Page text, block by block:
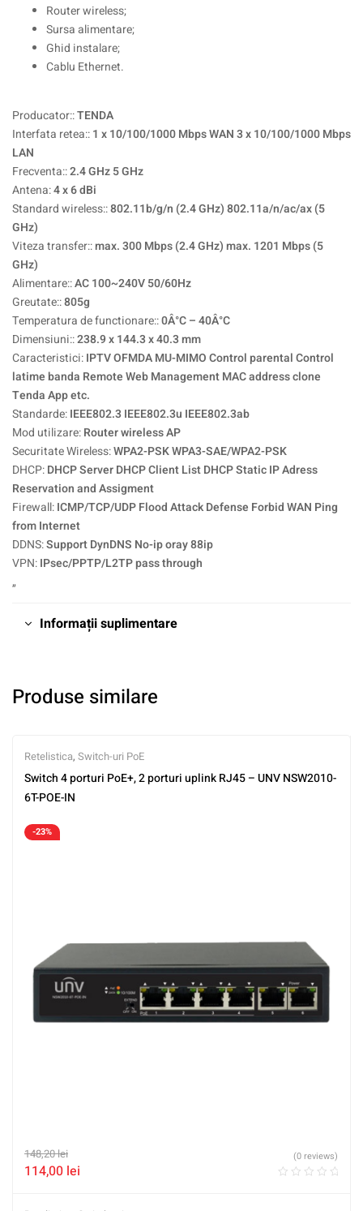
Router wireless;
Sursa alimentare;
Ghid instalare;
Cablu Ethernet.
Producator::TENDA
Interfata retea::1 x 10/100/1000 Mbps WAN 3 x 10/100/1000 Mbps
LAN
Frecventa::2.4 GHz 5 GHz
Antena:4 x 6 dBi
Standard wireless::802.11b/g/n (2.4 GHz) 802.11a/n/ac/ax (5
GHz)
Viteza transfer::max. 300 Mbps (2.4 GHz) max. 1201 Mbps (5
GHz)
Alimentare::AC 100~240V 50/60Hz
Greutate::805g
Temperatura de functionare::0Â°C – 40Â°C
Dimensiuni::238.9 x 144.3 x 40.3 mm
Caracteristici:IPTV OFMDA MU-MIMO Control parental Control
latime banda Remote Web Management MAC address clone
Tenda App etc.
Standarde:IEEE802.3 IEEE802.3u IEEE802.3ab
Mod utilizare:Router wireless AP
Securitate Wireless:WPA2-PSK WPA3-SAE/WPA2-PSK
DHCP:DHCP Server DHCP Client List DHCP Static IP Adress
Reservation and Assigment
Firewall:ICMP/TCP/UDP Flood Attack Defense Forbid WAN Ping
from Internet
DDNS:Support DynDNS No-ip oray 88ip
VPN:IPsec/PPTP/L2TP pass through
„
Informații suplimentare
Produse similare
Retelistica, Switch-uri PoE
Switch 4 porturi PoE+, 2 porturi uplink RJ45 – UNV NSW2010-
6T-POE-IN
-23%
148,20lei
114,00 lei
(0 reviews)